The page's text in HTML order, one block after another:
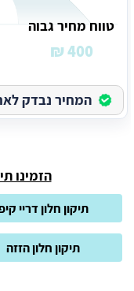
טווח מחיר גבוה
400 ₪
המחיר נבדק
הזמינו
תיקון חלון דריי
תיקון חלון הזזה